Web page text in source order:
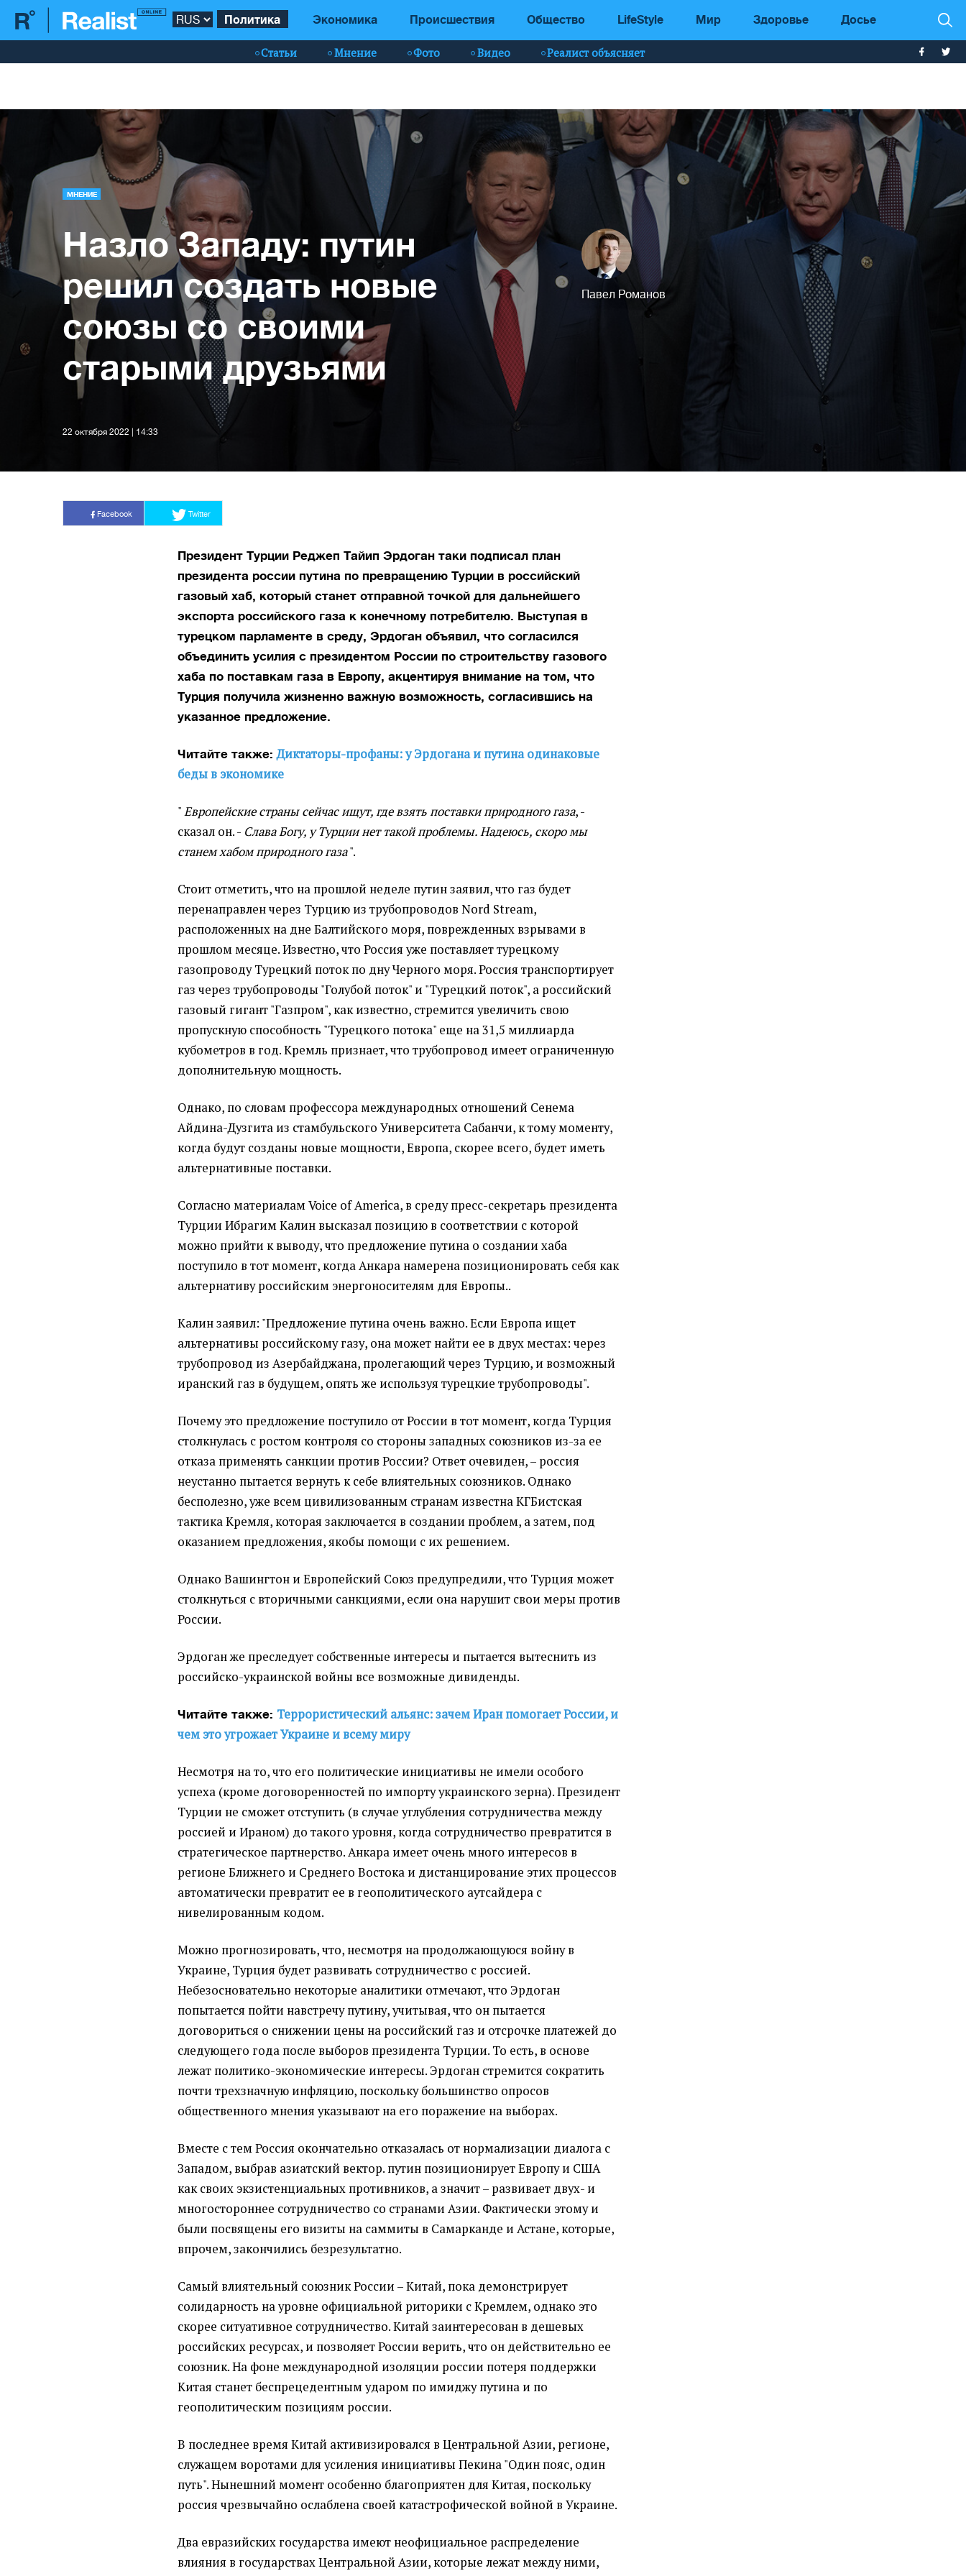
Политика Экономика Происшествия Общество LifeStyle Мир Здоровье Досье
Статьи Мнение Фото Видео Реалист объясняет
МНЕНИЕ
Назло Западу: путин
решил создать новые
союзы со своими
старыми друзьями
Павел Романов
22 октября 2022 | 14:33
Facebook Twitter
Президент Турции Реджеп Тайип Эрдоган таки подписал план
президента россии путина по превращению Турции в российский
газовый хаб, который станет отправной точкой для дальнейшего
экспорта российского газа к конечному потребителю. Выступая в
турецком парламенте в среду, Эрдоган объявил, что согласился
объединить усилия с президентом России по строительству газового
хаба по поставкам газа в Европу, акцентируя внимание на том, что
Турция получила жизненно важную возможность, согласившись на
указанное предложение.
Читайте также:Диктаторы-профаны: у Эрдогана и путина одинаковые
беды в экономике
"Европейские страны сейчас ищут, где взять поставки природного газа, -
сказал он. - Слава Богу, у Турции нет такой проблемы. Надеюсь, скоро мы
станем хабом природного газа".
Стоит отметить, что на прошлой неделе путин заявил, что газ будет
перенаправлен через Турцию из трубопроводов Nord Stream,
расположенных на дне Балтийского моря, поврежденных взрывами в
прошлом месяце. Известно, что Россия уже поставляет турецкому
газопроводу Турецкий поток по дну Черного моря. Россия транспортирует
газ через трубопроводы "Голубой поток" и "Турецкий поток", а российский
газовый гигант "Газпром", как известно, стремится увеличить свою
пропускную способность "Турецкого потока" еще на 31,5 миллиарда
кубометров в год. Кремль признает, что трубопровод имеет ограниченную
дополнительную мощность.
Однако, по словам профессора международных отношений Сенема
Айдина-Дузгита из стамбульского Университета Сабанчи, к тому моменту,
когда будут созданы новые мощности, Европа, скорее всего, будет иметь
альтернативные поставки.
Согласно материалам Voice of America, в среду пресс-секретарь президента
Турции Ибрагим Калин высказал позицию в соответствии с которой
можно прийти к выводу, что предложение путина о создании хаба
поступило в тот момент, когда Анкара намерена позиционировать себя как
альтернативу российским энергоносителям для Европы..
Калин заявил: "Предложение путина очень важно. Если Европа ищет
альтернативы российскому газу, она может найти ее в двух местах: через
трубопровод из Азербайджана, пролегающий через Турцию, и возможный
иранский газ в будущем, опять же используя турецкие трубопроводы".
Почему это предложение поступило от России в тот момент, когда Турция
столкнулась с ростом контроля со стороны западных союзников из-за ее
отказа применять санкции против России? Ответ очевиден, – россия
неустанно пытается вернуть к себе влиятельных союзников. Однако
бесполезно, уже всем цивилизованным странам известна КГБистская
тактика Кремля, которая заключается в создании проблем, а затем, под
оказанием предложения, якобы помощи с их решением.
Однако Вашингтон и Европейский Союз предупредили, что Турция может
столкнуться с вторичными санкциями, если она нарушит свои меры против
России.
Эрдоган же преследует собственные интересы и пытается вытеснить из
российско-украинской войны все возможные дивиденды.
Читайте также: Террористический альянс: зачем Иран помогает России, и
чем это угрожает Украине и всему миру
Несмотря на то, что его политические инициативы не имели особого
успеха (кроме договоренностей по импорту украинского зерна). Президент
Турции не сможет отступить (в случае углубления сотрудничества между
россией и Ираном) до такого уровня, когда сотрудничество превратится в
стратегическое партнерство. Анкара имеет очень много интересов в
регионе Ближнего и Среднего Востока и дистанцирование этих процессов
автоматически превратит ее в геополитического аутсайдера с
нивелированным кодом.
Можно прогнозировать, что, несмотря на продолжающуюся войну в
Украине, Турция будет развивать сотрудничество с россией.
Небезосновательно некоторые аналитики отмечают, что Эрдоган
попытается пойти навстречу путину, учитывая, что он пытается
договориться о снижении цены на российский газ и отсрочке платежей до
следующего года после выборов президента Турции. То есть, в основе
лежат политико-экономические интересы. Эрдоган стремится сократить
почти трехзначную инфляцию, поскольку большинство опросов
общественного мнения указывают на его поражение на выборах.
Вместе с тем Россия окончательно отказалась от нормализации диалога с
Западом, выбрав азиатский вектор. путин позиционирует Европу и США
как своих экзистенциальных противников, а значит – развивает двух- и
многостороннее сотрудничество со странами Азии. Фактически этому и
были посвящены его визиты на саммиты в Самарканде и Астане, которые,
впрочем, закончились безрезультатно.
Самый влиятельный союзник России – Китай, пока демонстрирует
солидарность на уровне официальной риторики с Кремлем, однако это
скорее ситуативное сотрудничество. Китай заинтересован в дешевых
российских ресурсах, и позволяет России верить, что он действительно ее
союзник. На фоне международной изоляции россии потеря поддержки
Китая станет беспрецедентным ударом по имиджу путина и по
геополитическим позициям россии.
В последнее время Китай активизировался в Центральной Азии, регионе,
служащем воротами для усиления инициативы Пекина "Один пояс, один
путь". Нынешний момент особенно благоприятен для Китая, поскольку
россия чрезвычайно ослаблена своей катастрофической войной в Украине.
Два евразийских государства имеют неофициальное распределение
влияния в государствах Центральной Азии, которые лежат между ними,